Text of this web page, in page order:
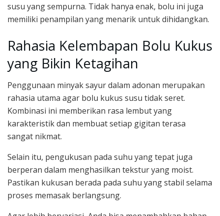
susu yang sempurna. Tidak hanya enak, bolu ini juga
memiliki penampilan yang menarik untuk dihidangkan.
Rahasia Kelembapan Bolu Kukus
yang Bikin Ketagihan
Penggunaan minyak sayur dalam adonan merupakan
rahasia utama agar bolu kukus susu tidak seret.
Kombinasi ini memberikan rasa lembut yang
karakteristik dan membuat setiap gigitan terasa
sangat nikmat.
Selain itu, pengukusan pada suhu yang tepat juga
berperan dalam menghasilkan tekstur yang moist.
Pastikan kukusan berada pada suhu yang stabil selama
proses memasak berlangsung.